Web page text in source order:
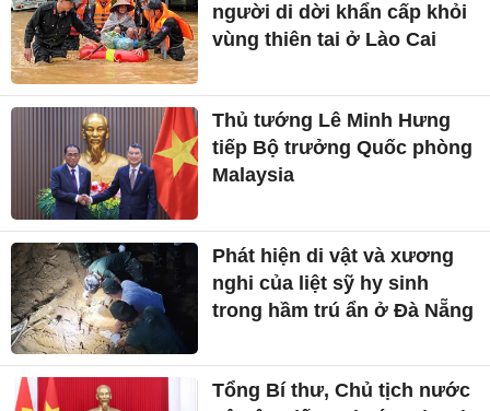
người di dời khẩn cấp khỏi
vùng thiên tai ở Lào Cai
Thủ tướng Lê Minh Hưng
tiếp Bộ trưởng Quốc phòng
Malaysia
Phát hiện di vật và xương
nghi của liệt sỹ hy sinh
trong hầm trú ẩn ở Đà Nẵng
Tổng Bí thư, Chủ tịch nước